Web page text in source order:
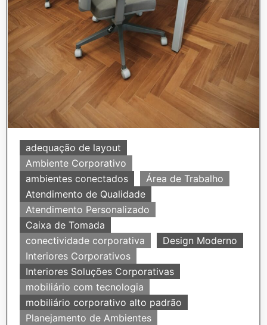
adequação de layout
Ambiente Corporativo
ambientes conectados
Área de Trabalho
Atendimento de Qualidade
Atendimento Personalizado
Caixa de Tomada
conectividade corporativa
Design Moderno
Interiores Corporativos
Interiores Soluções Corporativas
mobiliário com tecnologia
mobiliário corporativo alto padrão
Planejamento de Ambientes